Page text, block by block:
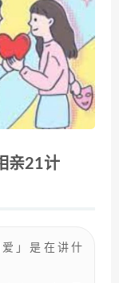
亲21计
」是在讲什